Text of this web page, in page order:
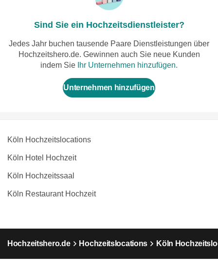
Sind Sie ein Hochzeitsdienstleister?
Jedes Jahr buchen tausende Paare Dienstleistungen über
Hochzeitshero.de. Gewinnen auch Sie neue Kunden
indem Sie Ihr Unternehmen hinzufügen.
Unternehmen hinzufügen
Köln Hochzeitslocations
Köln Hotel Hochzeit
Köln Hochzeitssaal
Köln Restaurant Hochzeit
Hochzeitshero.de Hochzeitslocations Köln